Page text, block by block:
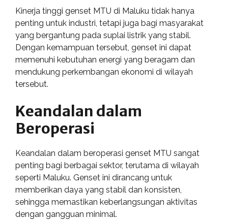
Kinerja tinggi genset MTU di Maluku tidak hanya
penting untuk industri, tetapi juga bagi masyarakat
yang bergantung pada suplai listrik yang stabil.
Dengan kemampuan tersebut, genset ini dapat
memenuhi kebutuhan energi yang beragam dan
mendukung perkembangan ekonomi di wilayah
tersebut.
Keandalan dalam
Beroperasi
Keandalan dalam beroperasi genset MTU sangat
penting bagi berbagai sektor, terutama di wilayah
seperti Maluku. Genset ini dirancang untuk
memberikan daya yang stabil dan konsisten,
sehingga memastikan keberlangsungan aktivitas
dengan gangguan minimal.